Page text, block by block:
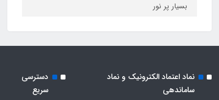
بسیار پر نور
نماد اعتماد الکترونیک و نماد
ساماندهی
دسترسی
سریع